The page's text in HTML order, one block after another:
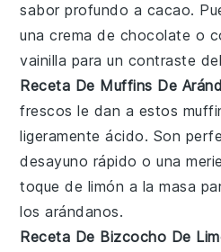
sabor profundo a cacao.
una crema de chocolate o
vainilla para un contraste
Receta De Muffins De
frescos le dan a estos
ligeramente ácido. Son
desayuno rápido o una
toque de limón a la masa
losarándanos.
Receta De Bizcocho De